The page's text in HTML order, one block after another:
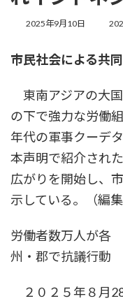
2025年9月10日
最
新
:
市民社会による共
東南アジアの大
の下で強力な労働
年代の軍事クーデ
本声明で紹介され
広がりを開始し、
示している。（編集
労働者数万人が各
州・郡で抗議行動
２０２５年８月